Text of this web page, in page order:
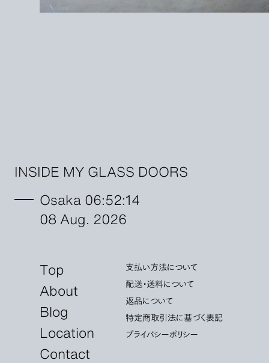
INSIDE MY GLASS DOORS
Osaka 06:52:14
08 Aug. 2026
Top
About
Blog
Location
Contact
支払い方法について
配送・送料について
返品について
特定商取引法に基づく表記
プライバシーポリシー